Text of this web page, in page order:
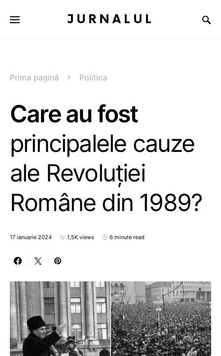
JURNALUL
Prima pagină Politica
Care au fost
principalele cauze
ale Revoluției
Române din 1989?
17 ianuarie 2024 1,5K views 6 minute read